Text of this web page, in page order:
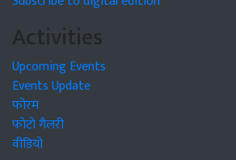
Activities
Upcoming Events
Events Update
फोरम
फोटो गैलरी
वीडियो